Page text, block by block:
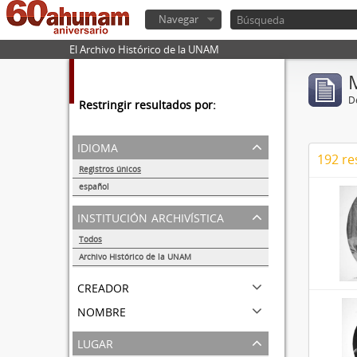
Navegar
El Archivo Histórico de la UNAM
Restringir resultados por:
idioma
Registros únicos
español
815
institución archivística
Todos
Archivo Histórico de la UNAM
creador
nombre
lugar
192